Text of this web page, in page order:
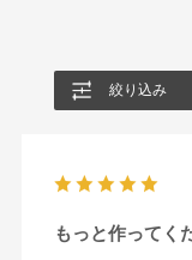
絞り込み
もっと作ってく